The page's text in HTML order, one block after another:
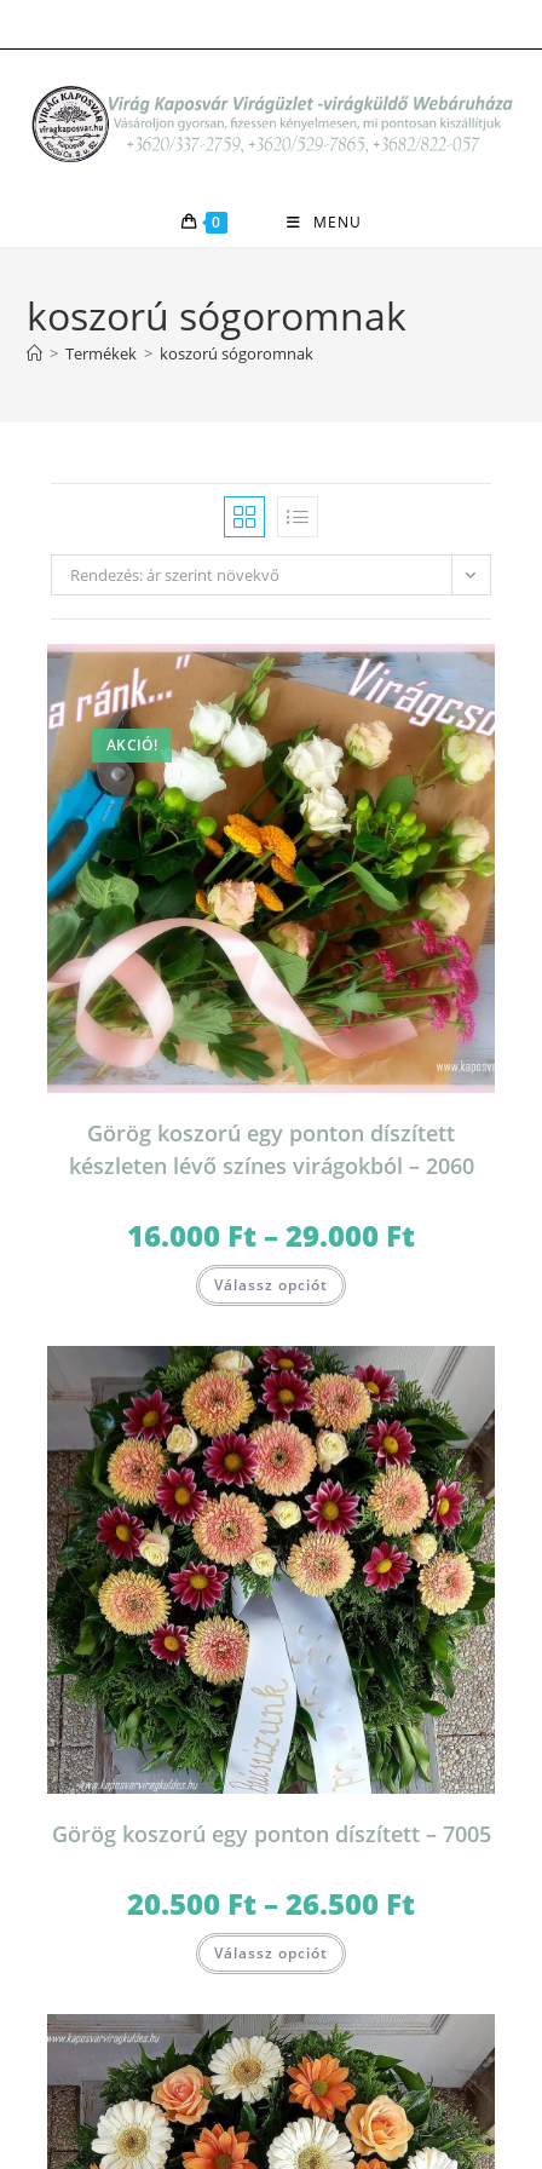
to
0 MENU
koszorú sógoromnak
> Termékek > koszorú sógoromnak
Rendezés: ár szerint növekvő
AKCIÓ!
Görög koszorú egy ponton díszített
készleten lévő színes virágokból – 2060
16.000 Ft–29.000 Ft16.000 Ft
Válassz opciót a
van.
A
változatok
a
termékoldalon
választhatók
ki
Görög koszorú egy ponton díszített – 7005
20.500 Ft–26.500 Ft20.500 Ft
Válassz opciót a
van.
A
változatok
a
termékoldalon
választhatók
ki